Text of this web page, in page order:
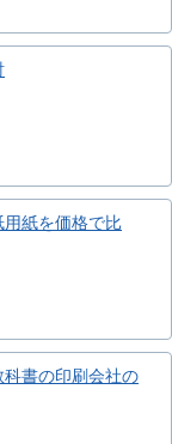
紙を価格で比
書の印刷会社の